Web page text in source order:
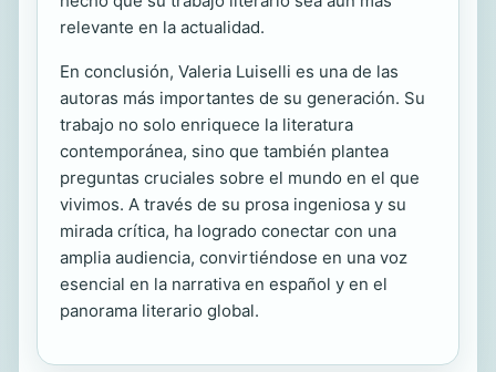
relevante en la actualidad.
En conclusión, Valeria Luiselli es una de las
autoras más importantes de su generación. Su
trabajo no solo enriquece la literatura
contemporánea, sino que también plantea
preguntas cruciales sobre el mundo en el que
vivimos. A través de su prosa ingeniosa y su
mirada crítica, ha logrado conectar con una
amplia audiencia, convirtiéndose en una voz
esencial en la narrativa en español y en el
panorama literario global.